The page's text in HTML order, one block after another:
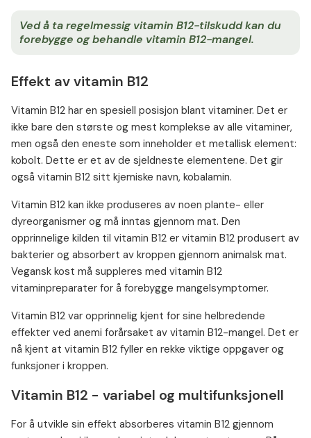
Ved å ta regelmessig vitamin B12-tilskudd kan du
forebygge og behandle vitamin B12-mangel.
Effekt av vitamin B12
Vitamin B12 har en spesiell posisjon blant vitaminer. Det er
ikke bare den største og mest komplekse av alle vitaminer,
men også den eneste som inneholder et metallisk element:
kobolt. Dette er et av de sjeldneste elementene. Det gir
også vitamin B12 sitt kjemiske navn, kobalamin.
Vitamin B12 kan ikke produseres av noen plante- eller
dyreorganismer og må inntas gjennom mat. Den
opprinnelige kilden til vitamin B12 er vitamin B12 produsert av
bakterier og absorbert av kroppen gjennom animalsk mat.
Vegansk kost må suppleres med vitamin B12
vitaminpreparater for å forebygge mangelsymptomer.
Vitamin B12 var opprinnelig kjent for sine helbredende
effekter ved anemi forårsaket av vitamin B12-mangel. Det er
nå kjent at vitamin B12 fyller en rekke viktige oppgaver og
funksjoner i kroppen.
Vitamin B12 - variabel og multifunksjonell
For å utvikle sin effekt absorberes vitamin B12 gjennom